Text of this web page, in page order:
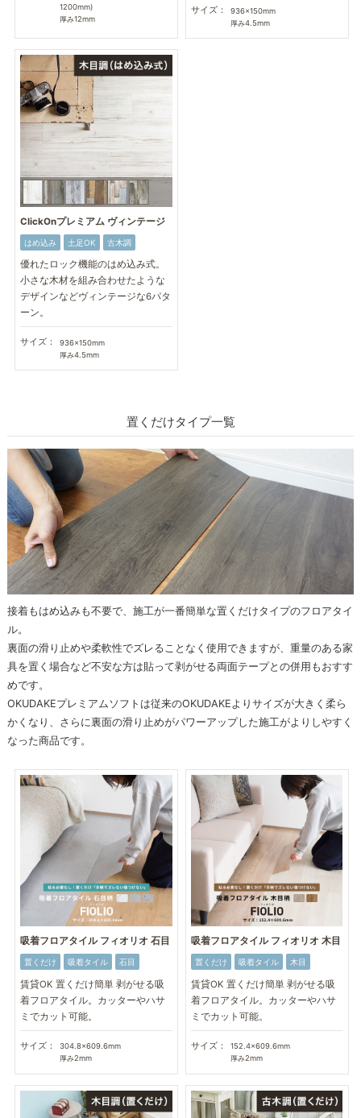
1200mm)
厚み12mm
サイズ：
936×150mm
厚み4.5mm
ClickOnプレミアム ヴィンテージ
はめ込み 土足OK 古木調
優れたロック機能のはめ込み式。
小さな木材を組み合わせたような
デザインなどヴィンテージな6パタ
ーン。
サイズ：
936×150mm
厚み4.5mm
置くだけタイプ一覧
接着もはめ込みも不要で、施工が一番簡単な置くだけタイプのフロアタイ
ル。
裏面の滑り止めや柔軟性でズレることなく使用できますが、重量のある家
具を置く場合など不安な方は貼って剥がせる両面テープとの併用もおすす
めです。
OKUDAKEプレミアムソフトは従来のOKUDAKEよりサイズが大きく柔ら
かくなり、さらに裏面の滑り止めがパワーアップした施工がよりしやすく
なった商品です。
吸着フロアタイル フィオリオ 石目
置くだけ 吸着タイル 石目
賃貸OK 置くだけ簡単 剥がせる吸
着フロアタイル。カッターやハサ
ミでカット可能。
サイズ：
304.8×609.6mm
厚み2mm
吸着フロアタイル フィオリオ 木目
置くだけ 吸着タイル 木目
賃貸OK 置くだけ簡単 剥がせる吸
着フロアタイル。カッターやハサ
ミでカット可能。
サイズ：
152.4×609.6mm
厚み2mm